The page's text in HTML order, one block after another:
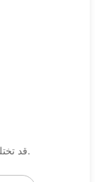
قد تختلف ساعات العمل هذه بسبب العطلات الرسمية.